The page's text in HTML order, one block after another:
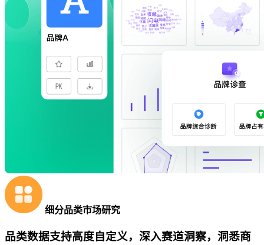
细分品类市场研究
品类数据支持高度自定义，深入赛道洞察，洞悉商